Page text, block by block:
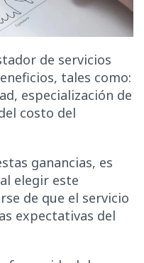
de servicios
tales como:
especialización de
costo del
ganancias, es
elegir este
de que el servicio
expectativas del